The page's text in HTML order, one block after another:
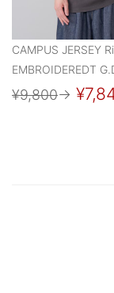
CAMPUS JERSEY
EMBROIDEREDT
¥9,800→